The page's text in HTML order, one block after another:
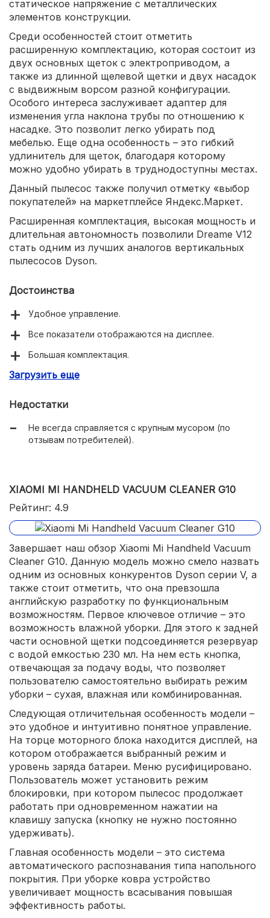
статическое напряжение с металлических
элементов конструкции.
Среди особенностей стоит отметить
расширенную комплектацию, которая состоит из
двух основных щеток с электроприводом, а
также из длинной щелевой щетки и двух насадок
с выдвижным ворсом разной конфигурации.
Особого интереса заслуживает адаптер для
изменения угла наклона трубы по отношению к
насадке. Это позволит легко убирать под
мебелью. Еще одна особенность – это гибкий
удлинитель для щеток, благодаря которому
можно удобно убирать в труднодоступны местах.
Данный пылесос также получил отметку «выбор
покупателей» на маркетплейсе Яндекс.Маркет.
Расширенная комплектация, высокая мощность и
длительная автономность позволили Dreame V12
стать одним из лучших аналогов вертикальных
пылесосов Dyson.
Достоинства
Удобное управление.
Все показатели отображаются на дисплее.
Большая комплектация.
Автономная работа до 90 минут.
Загрузить еще
Недостатки
Не всегда справляется с крупным мусором (по
отзывам потребителей).
XIAOMI MI HANDHELD VACUUM CLEANER G10
Рейтинг: 4.9
Завершает наш обзор Xiaomi Mi Handheld Vacuum
Cleaner G10. Данную модель можно смело назвать
одним из основных конкурентов Dyson серии V, а
также стоит отметить, что она превзошла
английскую разработку по функциональным
возможностям. Первое ключевое отличие – это
возможность влажной уборки. Для этого к задней
части основной щетки подсоединяется резервуар
с водой емкостью 230 мл. На нем есть кнопка,
отвечающая за подачу воды, что позволяет
пользователю самостоятельно выбирать режим
уборки – сухая, влажная или комбинированная.
Следующая отличительная особенность модели –
это удобное и интуитивно понятное управление.
На торце моторного блока находится дисплей, на
котором отображается выбранный режим и
уровень заряда батареи. Меню русифицировано.
Пользователь может установить режим
блокировки, при котором пылесос продолжает
работать при одновременном нажатии на
клавишу запуска (кнопку не нужно постоянно
удерживать).
Главная особенность модели – это система
автоматического распознавания типа напольного
покрытия. При уборке ковра устройство
увеличивает мощность всасывания повышая
эффективность работы.